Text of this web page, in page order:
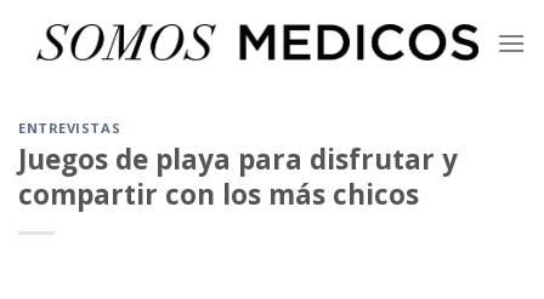
ENTREVISTAS
Juegos de playa para disfrutar y
compartir con los más chicos